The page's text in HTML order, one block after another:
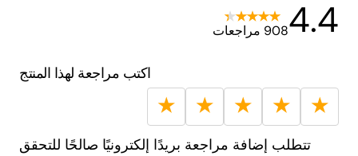
4.4908 مراجعات
اكتب مراجعة لهذا المنتج
★
★
★
★
★
تتطلب إضافة مراجعة بريدًا إلكترونيًا صالحًا للتحقق